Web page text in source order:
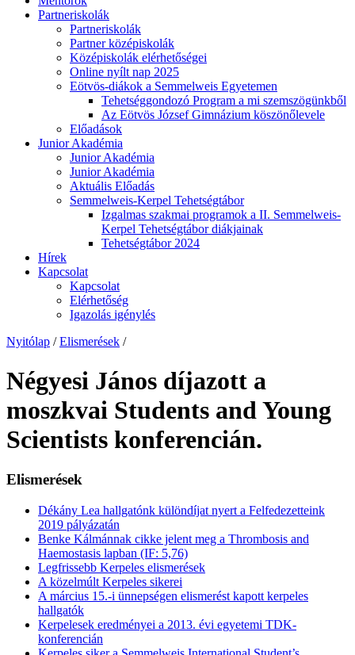
Partneriskolák
Partneriskolák
Partner középiskolák
Középiskolák elérhetőségei
Online nyílt nap 2025
Eötvös-diákok a Semmelweis Egyetemen
Tehetséggondozó Program a mi szemszögünkből
Az Eötvös József Gimnázium köszönőlevele
Előadások
Junior Akadémia
Junior Akadémia
Junior Akadémia
Aktuális Előadás
Semmelweis-Kerpel Tehetségtábor
Izgalmas szakmai programok a II. Semmelweis-
Kerpel Tehetségtábor diákjainak
Tehetségtábor 2024
Hírek
Kapcsolat
Kapcsolat
Elérhetőség
Igazolás igénylés
Nyitólap / Elismerések /
Négyesi János díjazott a
moszkvai Students and Young
Scientists konferencián.
Elismerések
Dékány Lea hallgatónk különdíjat nyert a Felfedezetteink
2019 pályázatán
Benke Kálmánnak cikke jelent meg a Thrombosis and
Haemostasis lapban (IF: 5,76)
Legfrissebb Kerpeles elismerések
A közelmúlt Kerpeles sikerei
A március 15.-i ünnepségen elismerést kapott kerpeles
hallgatók
Kerpelesek eredményei a 2013. évi egyetemi TDK-
konferencián